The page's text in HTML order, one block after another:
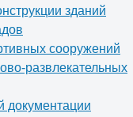
зданий
сооружений
развлекательных
документации